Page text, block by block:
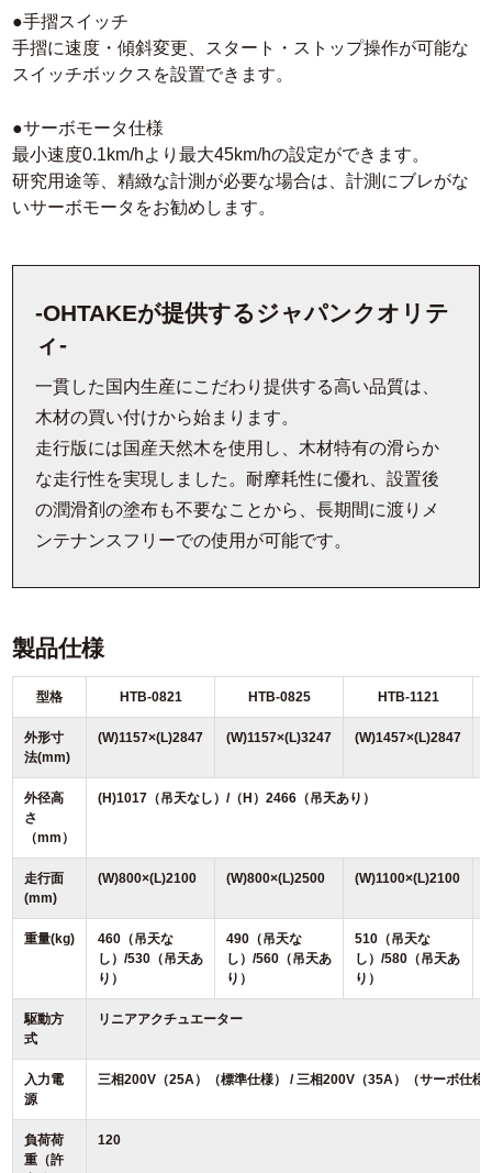
●手摺スイッチ
手摺に速度・傾斜変更、スタート・ストップ操作が可能な
スイッチボックスを設置できます。
●サーボモータ仕様
最小速度0.1km/hより最大45km/hの設定ができます。
研究用途等、精緻な計測が必要な場合は、計測にブレがな
いサーボモータをお勧めします。
-OHTAKEが提供するジャパンクオリテ
ィ-
一貫した国内生産にこだわり提供する高い品質は、
木材の買い付けから始まります。
走行版には国産天然木を使用し、木材特有の滑らか
な走行性を実現しました。耐摩耗性に優れ、設置後
の潤滑剤の塗布も不要なことから、長期間に渡りメ
ンテナンスフリーでの使用が可能です。
製品仕様
型格 HTB-0821 HTB-0825 HTB-1121
外形寸
法(mm)
(W)1157×(L)2847 (W)1157×(L)3247 (W)1457×(L)2847
外径高
さ
（mm）
(H)1017（吊天なし）/（H）2466（吊天あり）
走行面
(mm)
(W)800×(L)2100 (W)800×(L)2500 (W)1100×(L)2100
重量(kg)
460（吊天な
し）/530（吊天あ
り）
490（吊天な
し）/560（吊天あ
り）
510（吊天な
し）/580（吊天あ
り）
駆動方
式
リニアアクチュエーター
入力電
源
三相200V（25A）（標準仕様） / 三相200V（35A）（サーボ仕様
負荷荷
重（許
120